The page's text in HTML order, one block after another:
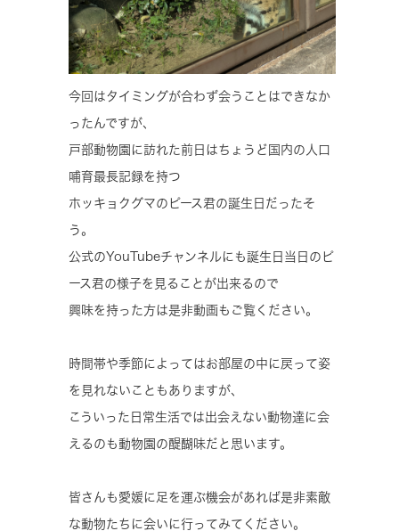
今回はタイミングが合わず会うことはできなか
ったんですが、
戸部動物園に訪れた前日はちょうど国内の人口
哺育最長記録を持つ
ホッキョクグマのピース君の誕生日だったそ
う。
公式のYouTubeチャンネルにも誕生日当日のピ
ース君の様子を見ることが出来るので
興味を持った方は是非動画もご覧ください。
時間帯や季節によってはお部屋の中に戻って姿
を見れないこともありますが、
こういった日常生活では出会えない動物達に会
えるのも動物園の醍醐味だと思います。
皆さんも愛媛に足を運ぶ機会があれば是非素敵
な動物たちに会いに行ってみてください。